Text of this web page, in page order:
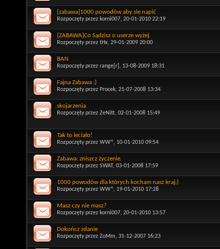
[zabawa]1000 powodów aby sie napić
Rozpoczęty przez korni007, 20-01-2010 22:19
[ZABAWA]Co Sądzisz o userze wyżej
Rozpoczęty przez tHx, 29-01-2009 20:00
BAN
Rozpoczęty przez range[r] , 13-08-2009 18:31
Fajna Zabawa :)
Rozpoczęty przez Procek, 21-07-2008 13:34
skojarzenia
Rozpoczęty przez ZeNitt, 02-01-2008 15:49
Tak to leciało!
Rozpoczęty przez WW^, 10-01-2010 09:54
Zabawa: zniszcz życzenie.
Rozpoczęty przez SWAT , 03-01-2008 17:59
1000 powodów dla których kocham nasz kraj:)
Rozpoczęty przez WW^, 19-01-2010 17:28
Masz czy nie masz?
Rozpoczęty przez korni007, 20-01-2010 13:57
Dokończ zdanie
Rozpoczęty przez ZoMm, 31-12-2007 16:23